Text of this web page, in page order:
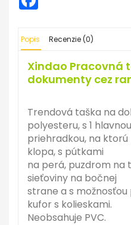
Popis Recenzie (0)
Xindao Pracovná
dokumenty cez
Trendová taška na
polyesteru, s 1 hlavnou
priehradkou, na ktorú
klopa, s pútkami
na perá, puzdrom na
sieťoviny na bočnej
strane a s
kufor s kolieskami.
Neobsahuje PVC.